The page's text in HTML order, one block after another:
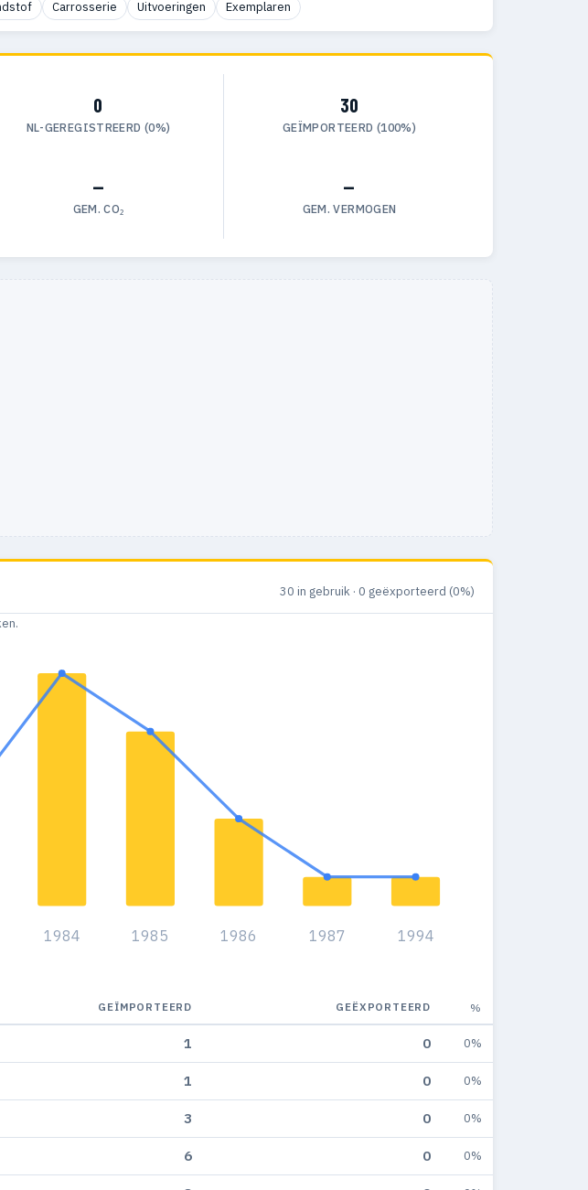
Carrosserie Uitvoeringen Exemplaren
0
NL-GEREGISTREERD (0%)
30
GEÏMPORTEERD (100%)
—
GEM. CO₂
—
GEM. VERMOGEN
30 in gebruik · 0 geëxporteerd (0%)
1984 1985 1986 1987 1994
GEÏMPORTEERD GEËXPORTEERD %
1 0 0%
1 0 0%
3 0 0%
6 0 0%